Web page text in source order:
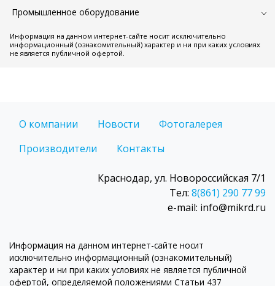
Промышленное оборудование
Информация на данном интернет-сайте носит исключительно
информационный (ознакомительный) характер и ни при каких условиях
не является публичной офертой.
О компании Новости
Фотогалерея
Производители
Контакты
Краснодар, ул. Новороссийская 7/1
Тел: 8(861) 290 77 99
e-mail: info@mikrd.ru
Информация на данном интернет-сайте носит
исключительно информационный (ознакомительный)
характер и ни при каких условиях не является публичной
офертой, определяемой положениями Статьи 437